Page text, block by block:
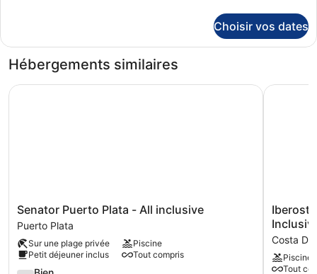
le
de
Family
Choisir vos dates
Hébergements similaires
Senator
Puerto
Plata
-
All
inclusive
Senator Puerto Plata - All inclusive
Puerto Plata
Sur une plage privée
Piscine
Petit déjeuner inclus
Tout compris
3.9
Senator Puerto Plata - All inclusive
Iberostar
Waves
Costa
Dorada
-
All
Costa
Piscine
Tout
Iberostar